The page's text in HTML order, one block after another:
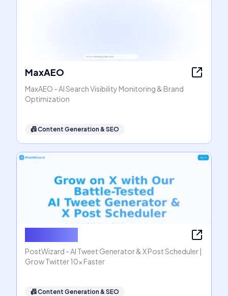
MaxAEO
MaxAEO - AI Search Visibility Monitoring & Brand
Optimization
📠Content Generation & SEO
PostWizard - AI Tweet Generator & X Post Scheduler |
Grow Twitter 10x Faster
📠Content Generation & SEO